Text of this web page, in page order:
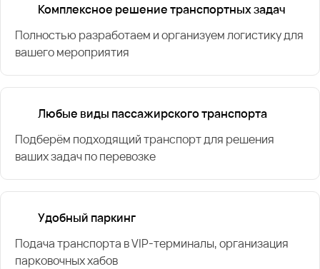
Комплексное решение транспортных задач
Полностью разработаем и организуем логистику для
вашего мероприятия
Любые виды пассажирского транспорта
Подберём подходящий транспорт для решения
ваших задач по перевозке
Удобный паркинг
Подача транспорта в VIP-терминалы, организация
парковочных хабов